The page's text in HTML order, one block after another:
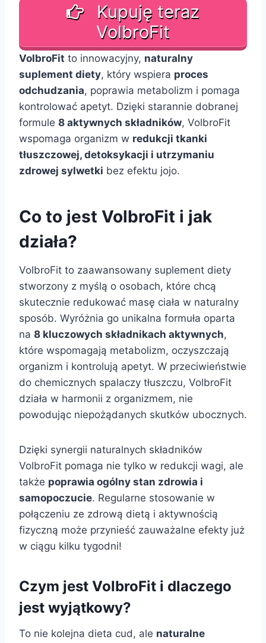
Kupuję teraz
VolbroFit
VolbroFit to innowacyjny, naturalny
suplement diety, który wspiera proces
odchudzania, poprawia metabolizm i pomaga
kontrolować apetyt. Dzięki starannie dobranej
formule 8 aktywnych składników, VolbroFit
wspomaga organizm w redukcji tkanki
tłuszczowej, detoksykacji i utrzymaniu
zdrowej sylwetki bez efektu jojo.
Co to jest VolbroFit i jak
działa?
VolbroFit to zaawansowany suplement diety
stworzony z myślą o osobach, które chcą
skutecznie redukować masę ciała w naturalny
sposób. Wyróżnia go unikalna formuła oparta
na 8 kluczowych składnikach aktywnych,
które wspomagają metabolizm, oczyszczają
organizm i kontrolują apetyt. W przeciwieństwie
do chemicznych spalaczy tłuszczu, VolbroFit
działa w harmonii z organizmem, nie
powodując niepożądanych skutków ubocznych.
Dzięki synergii naturalnych składników
VolbroFit pomaga nie tylko w redukcji wagi, ale
także poprawia ogólny stan zdrowia i
samopoczucie. Regularne stosowanie w
połączeniu ze zdrową dietą i aktywnością
fizyczną może przynieść zauważalne efekty już
w ciągu kilku tygodni!
Czym jest VolbroFit i dlaczego
jest wyjątkowy?
To nie kolejna dieta cud, ale naturalne